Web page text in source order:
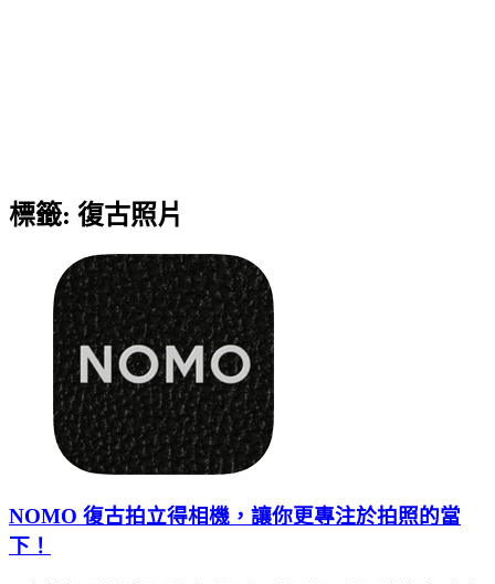
標籤: 復古照片
NOMO 復古拍立得相機，讓你更專注於拍照的當
下！